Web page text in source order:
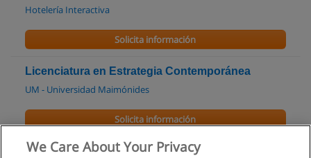
Hotelería Interactiva
Solicita información
Licenciatura en Estrategia Contemporánea
UM - Universidad Maimónides
Solicita información
Licenciatura en Organización y Dirección
We Care About Your Privacy